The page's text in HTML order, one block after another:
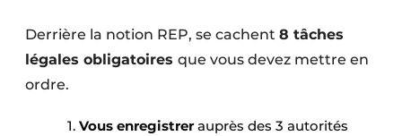
Derrière la notion REP, se cachent 8 tâches
légales obligatoires que vous devez mettre en
ordre.
Vous enregistrer auprès des 3 autorités